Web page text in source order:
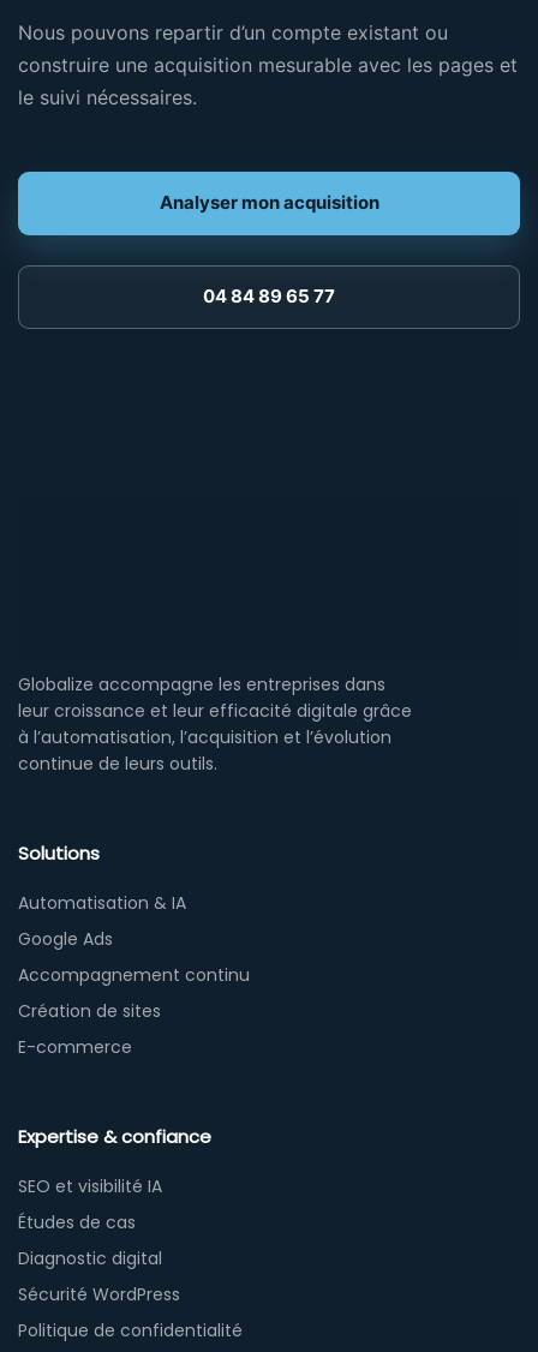
Nous pouvons repartir d’un compte existant ou
construire une acquisition mesurable avec les pages et
le suivi nécessaires.
Analyser mon acquisition
04 84 89 65 77
Globalize accompagne les entreprises dans
leur croissance et leur efficacité digitale grâce
à l’automatisation, l’acquisition et l’évolution
continue de leurs outils.
Solutions
Automatisation & IA
Google Ads
Accompagnement continu
Création de sites
E-commerce
Expertise & confiance
SEO et visibilité IA
Études de cas
Diagnostic digital
Sécurité WordPress
Politique de confidentialité